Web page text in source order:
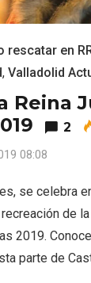
rescatar en
, Valladolid
Reina
2
08:08
se celebra
de
2019.
parte de
leoneses